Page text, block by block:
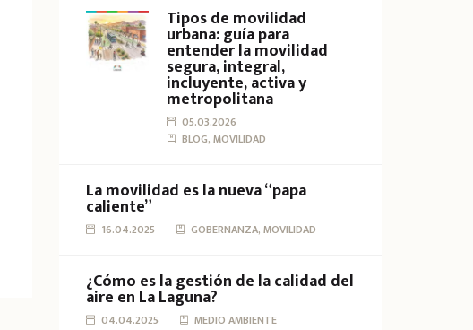
Tipos de movilidad
urbana: guía para
entender la movilidad
segura, integral,
incluyente, activa y
metropolitana
05.03.2026
BLOG, MOVILIDAD
La movilidad es la nueva “papa
caliente”
16.04.2025 GOBERNANZA, MOVILIDAD
¿Cómo es la gestión de la calidad del
aire en La Laguna?
04.04.2025 MEDIO AMBIENTE